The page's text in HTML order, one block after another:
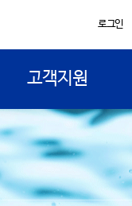
로그인
고객지원